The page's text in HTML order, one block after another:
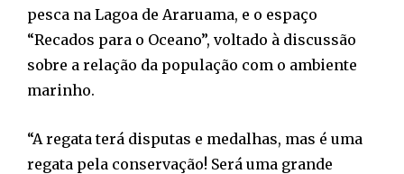
pesca na Lagoa de Araruama, e o espaço
“Recados para o Oceano”, voltado à discussão
sobre a relação da população com o ambiente
marinho.
“A regata terá disputas e medalhas, mas é uma
regata pela conservação! Será uma grande